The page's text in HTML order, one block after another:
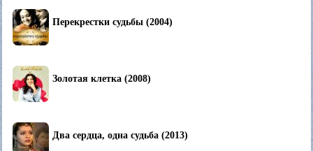
Перекрестки судьбы (2004)
Золотая клетка (2008)
Два сердца, одна судьба (2013)